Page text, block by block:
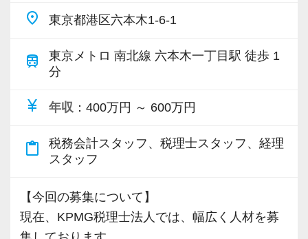
身につけます。
調整をかけて、年間を通して業務を平準化して
います。
以上/月残業したスタッフも3年間で1人（1回だ
ッショナル！】
これからの税理士は、単なる税法知識だけでは
なく、論理的思考力、コミュニケーション能
で、時給面で優遇いたします！
会計事務所での勤務経験があれば、特に資格不
またスキルアップに申告書なども作成してみた
すので、ぜひ積極的に意見してください！
近い将来、税務だけでなく、財務コンサルタン
ご希望に応じて、必要知識を得られるカリキュ
ラムを検討しています。
place 東京都港区六本木1-6-1
train
東京メトロ 南北線 六本木一丁目駅 徒歩 1
分
currency_yen 年収 ：400万円 ～ 600万円
content_paste
税務会計スタッフ、税理士スタッフ、経理
スタッフ
【今回の募集について】
現在、KPMG税理士法人では、幅広く人材を募